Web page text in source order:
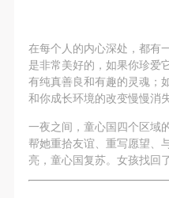
在每个人的内心深处，都有
是非常美好的，如果你珍爱
有纯真善良和有趣的灵魂；
和你成长环境的改变慢慢消失
一夜之间，童心国四个区域
帮她重拾友谊、重写愿望、
亮，童心国复苏。女孩找回